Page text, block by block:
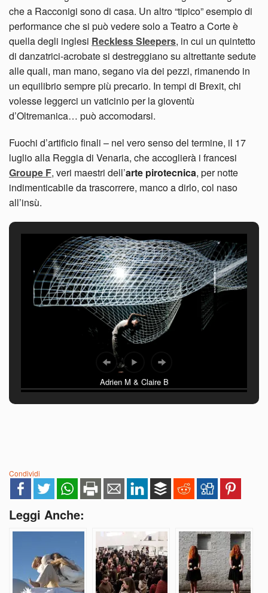
che a Racconigi sono di casa. Un altro “tipico” esempio di
performance che si può vedere solo a Teatro a Corte è
quella degli inglesi Reckless Sleepers, in cui un quintetto
di danzatrici-acrobate si destreggiano su altrettante sedute
alle quali, man mano, segano via dei pezzi, rimanendo in
un equilibrio sempre più precario. In tempi di Brexit, chi
volesse leggerci un vaticinio per la gioventù
d’Oltremanica… può accomodarsi.
Fuochi d’artificio finali – nel vero senso del termine, il 17
luglio alla Reggia di Venaria, che accoglierà i francesi
Groupe F, veri maestri dell’arte pirotecnica, per notte
indimenticabile da trascorrere, manco a dirlo, col naso
all’insù.
Adrien M & Claire B
Condividi
Leggi Anche: